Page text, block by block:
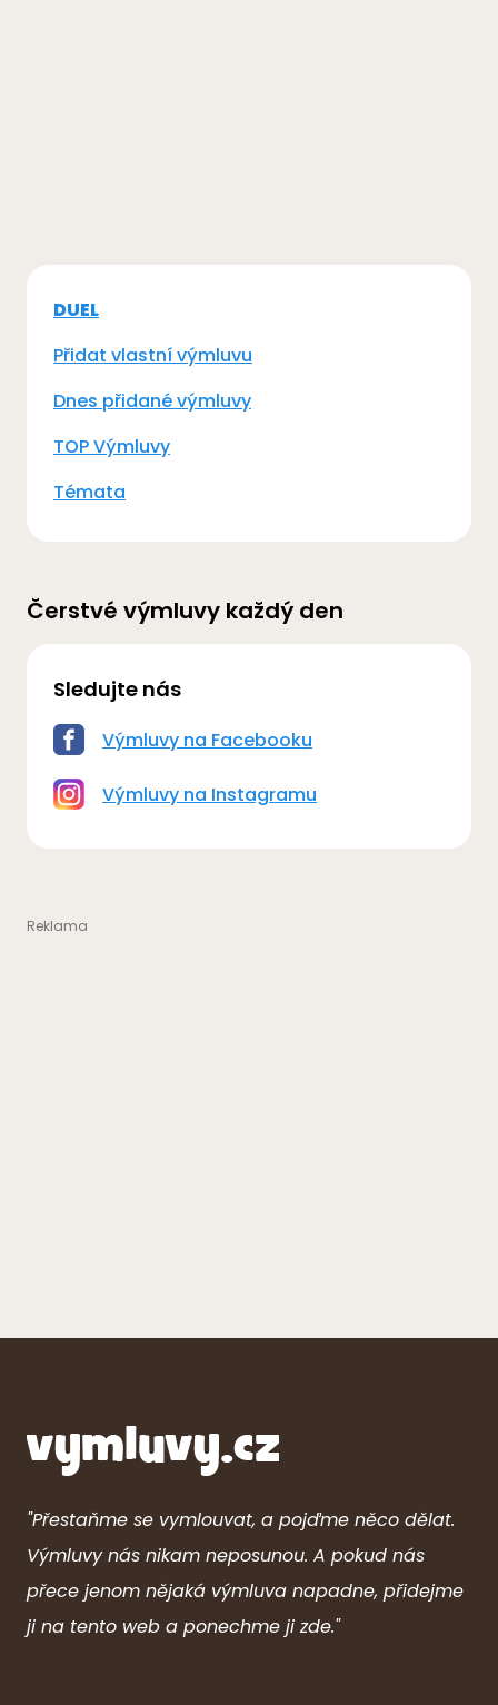
DUEL
Přidat vlastní výmluvu
Dnes přidané výmluvy
TOP Výmluvy
Témata
Čerstvé výmluvy každý den
Sledujte nás
Výmluvy na Facebooku
Výmluvy na Instagramu
"Přestaňme se vymlouvat, a pojďme něco dělat.
Výmluvy nás nikam neposunou. A pokud nás
přece jenom nějaká výmluva napadne, přidejme
ji na tento web a ponechme ji zde."